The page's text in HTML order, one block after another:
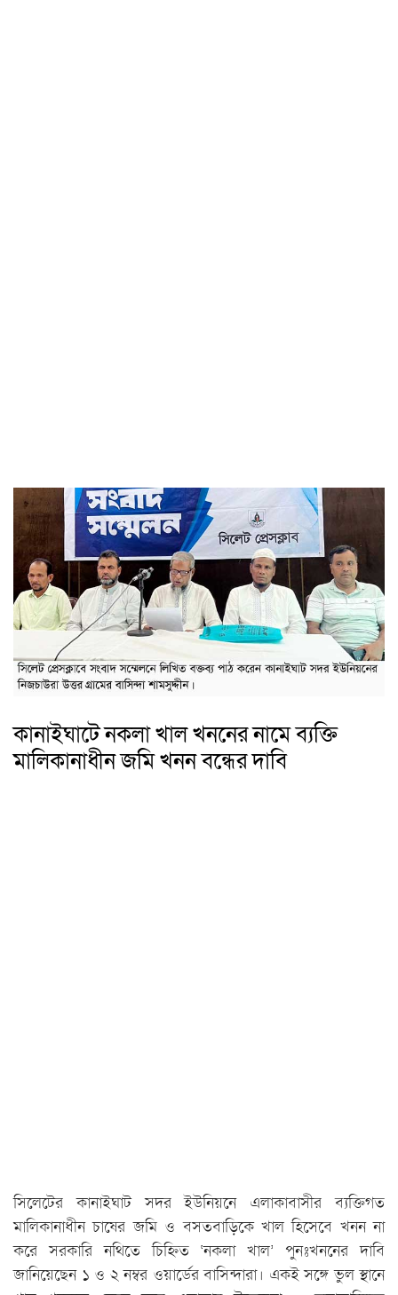
কানাইঘাটে নকলা খাল খননের নামে ব্যক্তি
মালিকানাধীন জমি খনন বন্ধের দাবি
সিলেটের কানাইঘাট সদর ইউনিয়নে এলাকাবাসীর ব্যক্তিগত
মালিকানাধীন চাষের জমি ও বসতবাড়িকে খাল হিসেবে খনন না
করে সরকারি নথিতে চিহ্নিত ‘নকলা খাল’ পুনঃখননের দাবি
জানিয়েছেন ১ ও ২ নম্বর ওয়ার্ডের বাসিন্দারা। একই সঙ্গে ভুল স্থানে